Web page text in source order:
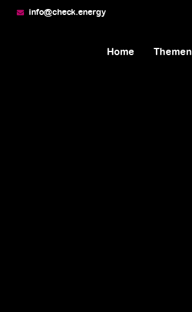
info@check.energy
Home Themen